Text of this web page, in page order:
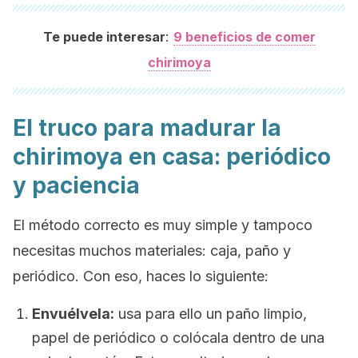
Te puede interesar: 9 beneficios de comer
chirimoya
El truco para madurar la
chirimoya en casa: periódico
y paciencia
El método correcto es muy simple y tampoco
necesitas muchos materiales: caja, paño y
periódico. Con eso, haces lo siguiente:
Envuélvela: usa para ello un paño limpio,
papel de periódico o colócala dentro de una